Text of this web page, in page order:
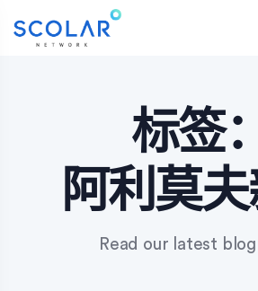
标签：
阿利莫
Read our latest